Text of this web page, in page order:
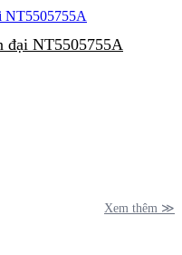
đại NT5505755A
Xem thêm ≫